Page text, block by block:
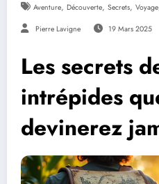
Aventure, Découverte, Secrets, Voyage
Pierre Lavigne 19 Mars 2025
Les secrets
intrépides
devinerez